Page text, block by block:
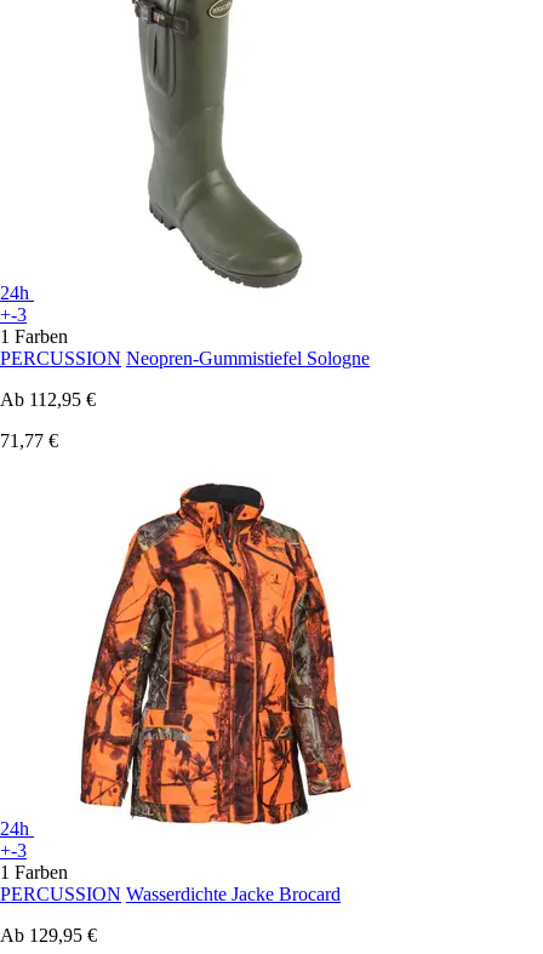
24h
+-3
1 Farben
PERCUSSION Neopren-Gummistiefel Sologne
Ab 112,95 €
71,77 €
24h
+-3
1 Farben
PERCUSSION Wasserdichte Jacke Brocard
Ab 129,95 €